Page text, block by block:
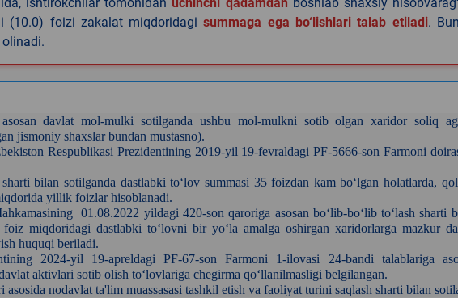
ishtirokchilar tomonidanuchinchi qadamdan boshlab shaxsiy
(10.0) foizi zakalat miqdoridagisummaga ega bo‘lishlari talab etiladi.
davlat mol-mulki sotilganda ushbu mol-mulkni sotib olgan xaridor soliq
jismoniy shaxslar bundan mustasno).
Respublikasi Prezidentining 2019-yil 19-fevraldagi PF-5666-son Farmoni
bilan sotilganda dastlabki to‘lov summasi 35 foizdan kam bo‘lgan holatlarda,
yillik foizlar hisoblanadi.
01.08.2022 yildagi 420-son qaroriga asosan bo‘lib-bo‘lib to‘lash sharti
miqdoridagi dastlabki to‘lovni bir yo‘la amalga oshirgan xaridorlarga mazkur
huquqi beriladi.
2024-yil 19-apreldagi PF-67-son Farmoni 1-ilovasi 24-bandi talablariga
aktivlari sotib olish to‘lovlariga chegirma qo‘llanilmasligi belgilangan.
nodavlat ta'lim muassasasi tashkil etish va faoliyat turini saqlash sharti bilan